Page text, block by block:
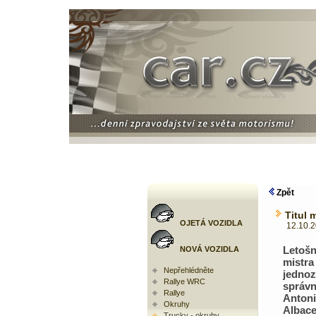
OJETÁ VOZIDLA
NOVÁ VOZIDLA
Nepřehlédněte
Rallye WRC
Rallye
Okruhy
Zpět
Titul